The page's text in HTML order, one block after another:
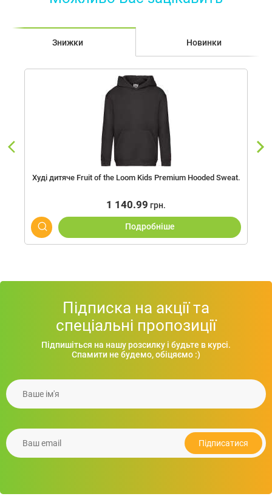
Знижки Новинки
Худі дитяче Fruit of the Loom Kids Premium Hooded Sweat.
1 140.99 грн.
Подробнiше
Лампа ZETA трансформер з фунцією безпровідної
Подробнiше
Підписка на акції та
спеціальні пропозиції
Підпишіться на нашу розсилку і будьте в курсі.
Спамити не будемо, обіцяємо :)
Підписатися